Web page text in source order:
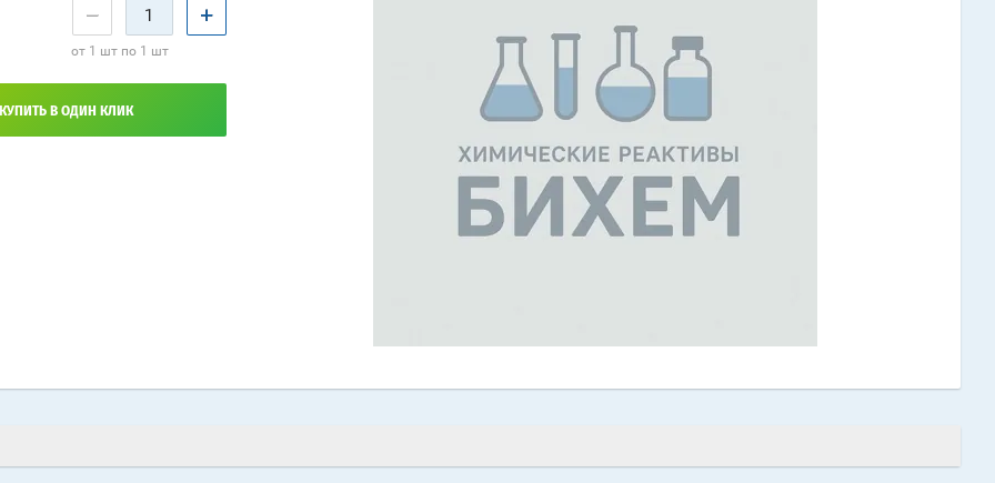
− +
от 1 шт по 1 шт
КУПИТЬ В ОДИН КЛИК